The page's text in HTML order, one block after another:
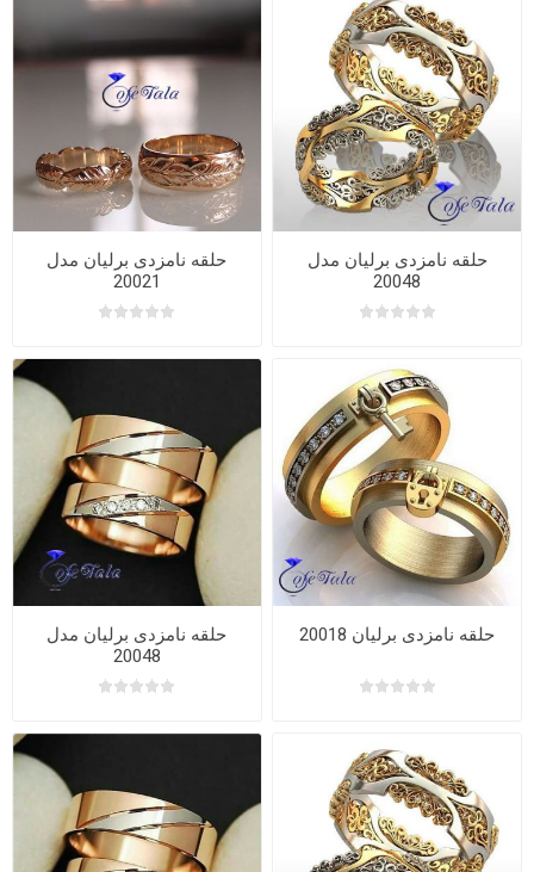
حلقه نامزدی برلیان مدل
20048
حلقه نامزدی برلیان مدل
20021
حلقه نامزدی برلیان 20018
حلقه نامزدی برلیان مدل
20048